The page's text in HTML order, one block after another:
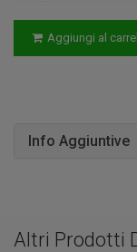
Aggiungi al
Info Aggiuntive
Altri Prodotti